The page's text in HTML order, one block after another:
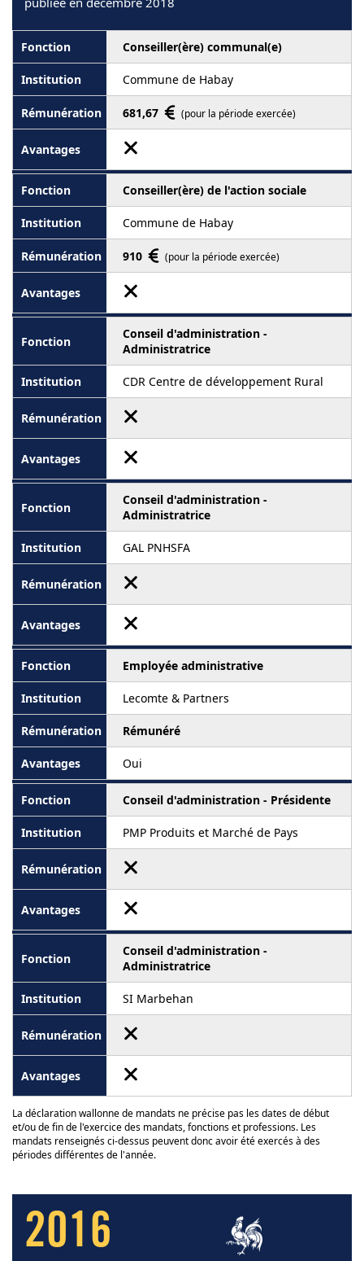
Conseiller(ère) communal(e)
Commune de Habay
681,67 (pour la période exercée)
Conseiller(ère) de l'action sociale
Commune de Habay
910 (pour la période exercée)
Conseil d'administration -
Administratrice
CDR Centre de développement Rural
Conseil d'administration -
Administratrice
GAL PNHSFA
Employée administrative
Lecomte & Partners
Rémunéré
Oui
Conseil d'administration - Présidente
PMP Produits et Marché de Pays
Conseil d'administration -
Administratrice
SI Marbehan
La déclaration wallonne de mandats ne précise pas les dates de début
et/ou de fin de l'exercice des mandats, fonctions et professions. Les
mandats renseignés ci-dessus peuvent donc avoir été exercés à des
périodes différentes de l'année.
2016